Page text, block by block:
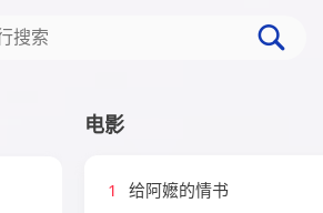
电影
1
给阿嬷的情书